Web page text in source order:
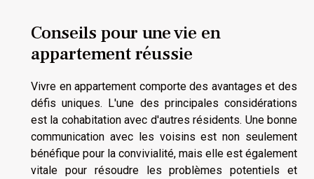
Conseils pour une vie en
appartement réussie
Vivre en appartement comporte des avantages et des
défis uniques. L'une des principales considérations
est la cohabitation avec d'autres résidents. Une bonne
communication avec les voisins est non seulement
bénéfique pour la convivialité, mais elle est également
vitale pour résoudre les problèmes potentiels et